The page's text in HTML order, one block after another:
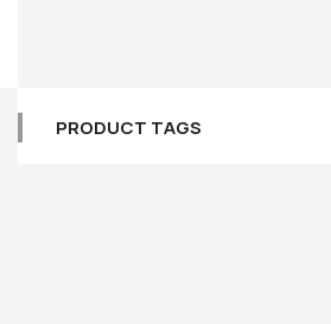
PRODUCT TAGS